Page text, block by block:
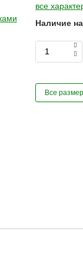
все
Наличие
Все